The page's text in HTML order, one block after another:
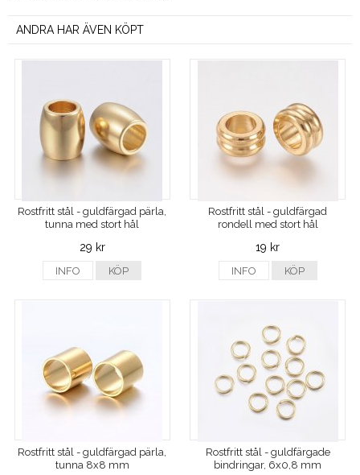
ANDRA HAR ÄVEN KÖPT
Rostfritt stål - guldfärgad pärla,
tunna med stort hål
29 kr
INFO KÖP
Rostfritt stål - guldfärgad
rondell med stort hål
19 kr
INFO KÖP
Rostfritt stål - guldfärgad pärla,
tunna 8x8 mm
Rostfritt stål - guldfärgade
bindringar, 6x0,8 mm